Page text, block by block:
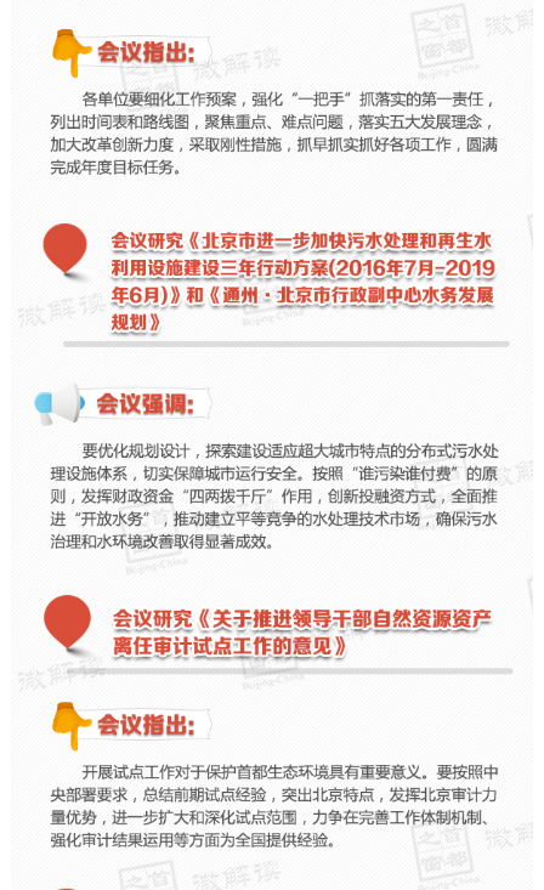
便民服务 投资项目
中介服务 阳光政务
政民互动
12345网上接诉即办
参与调查 在线访谈 图说互动
北京概况
绿色北京 图说北京 视频北京
多语种
ENGLISH 한국어 日本語
FRANÇAIS
ESPAÑOL
ITALIANO